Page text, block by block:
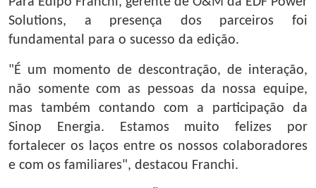
Solutions, a presença dos parceiros foi
fundamental para o sucesso da edição.
"É um momento de descontração, de interação,
não somente com as pessoas da nossa equipe,
mas também contando com a participação da
Sinop Energia. Estamos muito felizes por
fortalecer os laços entre os nossos colaboradores
e com os familiares", destacou Franchi.